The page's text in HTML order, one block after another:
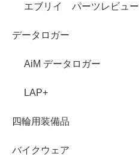
エブリイ パーツレビュー
データロガー
AiM データロガー
LAP+
四輪用装備品
バイクウェア